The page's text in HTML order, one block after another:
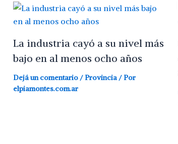
La industria cayó a su nivel más
bajo en al menos ocho años
Dejá un comentario /Provincia / Por
elpiamontes.com.ar